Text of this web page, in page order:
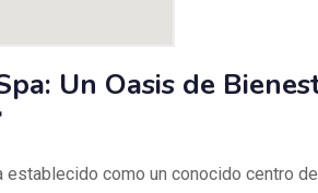
Un Oasis de
establecido como un conocido centro